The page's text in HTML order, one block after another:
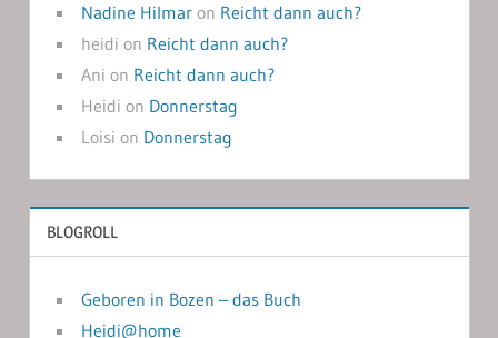
Nadine Hilmaron Reicht dann auch?
heidi on Reicht dann auch?
Ani on Reicht dann auch?
Heidi on Donnerstag
Loisi on Donnerstag
BLOGROLL
Geboren in Bozen – das Buch
Heidi@home